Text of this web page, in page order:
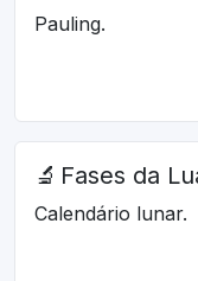
Pauling.
🔬 Fases da
Calendário lunar.